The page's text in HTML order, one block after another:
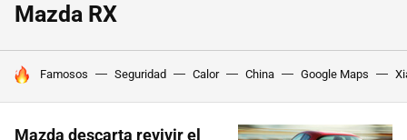
Mazda RX
HOY SE HABLA DE
Famosos Seguridad Calor China Google Maps
Mazda descarta revivir el